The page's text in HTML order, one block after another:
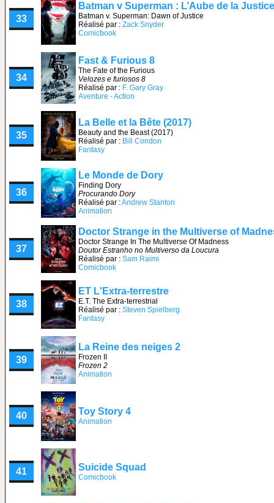
33
Batman v Superman : L’Aube de la Justice
Batman v. Superman: Dawn of Justice
Réalisé par : Zack Snyder
Comicbook
34
Fast & Furious 8
The Fate of the Furious
Velozes e furiosos 8
Réalisé par : F. Gary Gray
Aventure - Action
35
La Belle et la Bête (2017)
Beauty and the Beast (2017)
Réalisé par : Bill Condon
Fantasy
36
Le Monde de Dory
Finding Dory
Procurando Dory
Réalisé par :Andrew Stanton
Animation
37
Doctor Strange in the Multiverse of
Doctor Strange In The Multiverse Of Madness
Doutor Estranho no Multiverso da Loucura
Réalisé par : Sam Raimi
Comicbook
38
ET L'Extra-terrestre
E.T. The Extra-terrestrial
Réalisé par : Steven Spielberg
Fantasy
39
La Reine des neiges 2
Frozen II
Frozen 2
Animation
40 Toy Story 4
Animation
41 Suicide Squad
Comicbook